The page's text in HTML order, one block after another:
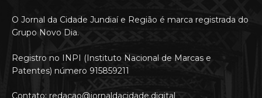
O Jornal da Cidade Jundiaí e Região é marca registrada do
Grupo Novo Dia.
Registro no INPI (Instituto Nacional de Marcas e
Patentes) número 915859211
Contato: redacao@jornaldacidade.digital